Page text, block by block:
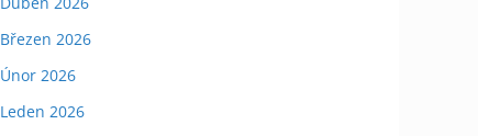
Březen 2026
Únor 2026
Leden 2026